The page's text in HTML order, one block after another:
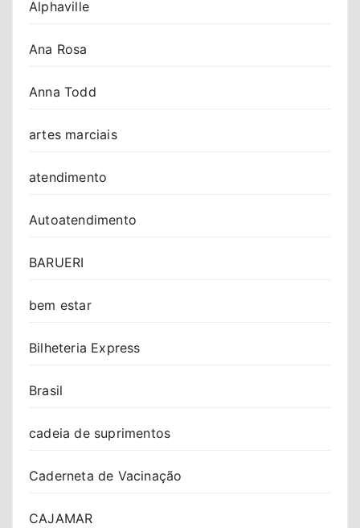
Alphaville
Ana Rosa
Anna Todd
artes marciais
atendimento
Autoatendimento
BARUERI
bem estar
Bilheteria Express
Brasil
cadeia de suprimentos
Caderneta de Vacinação
CAJAMAR